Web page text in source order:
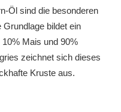
Öl sind die besonderen
bildet ein
Mais und 90%
zeichnet sich dieses
Kruste aus.